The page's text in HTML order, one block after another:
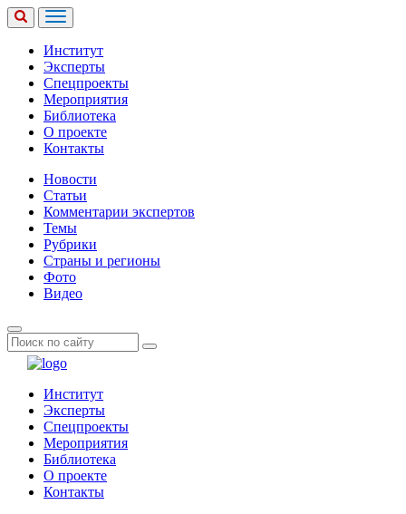
Институт
Эксперты
Спецпроекты
Мероприятия
Библиотека
О проекте
Контакты
Новости
Статьи
Комментарии экспертов
Темы
Рубрики
Страны и регионы
Фото
Видео
Институт
Эксперты
Спецпроекты
Мероприятия
Библиотека
О проекте
Контакты